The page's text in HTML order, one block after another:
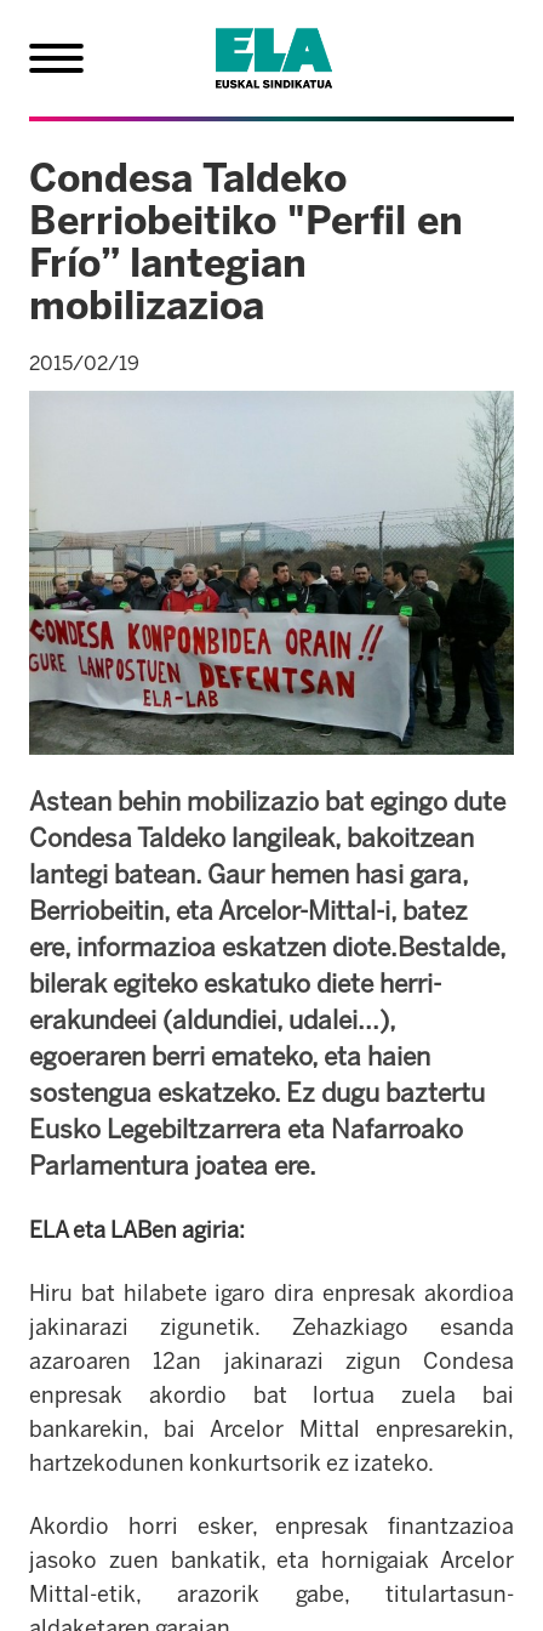
Condesa Taldeko
Berriobeitiko "Perfil en
Frío” lantegian
mobilizazioa
2015/02/19
Astean behin mobilizazio bat egingo dute
Condesa Taldeko langileak, bakoitzean
lantegi batean. Gaur hemen hasi gara,
Berriobeitin, eta Arcelor-Mittal-i, batez
ere, informazioa eskatzen diote.Bestalde,
bilerak egiteko eskatuko diete herri-
erakundeei (aldundiei, udalei...),
egoeraren berri emateko, eta haien
sostengua eskatzeko. Ez dugu baztertu
Eusko Legebiltzarrera eta Nafarroako
Parlamentura joatea ere.
ELA eta LABen agiria:
Hiru bat hilabete igaro dira enpresak akordioa
jakinarazi zigunetik. Zehazkiago esanda
azaroaren 12an jakinarazi zigun Condesa
enpresak akordio bat lortua zuela bai
bankarekin, bai Arcelor Mittal enpresarekin,
hartzekodunen konkurtsorik ez izateko.
Akordio horri esker, enpresak finantzazioa
jasoko zuen bankatik, eta hornigaiak Arcelor
Mittal-etik, arazorik gabe, titulartasun-